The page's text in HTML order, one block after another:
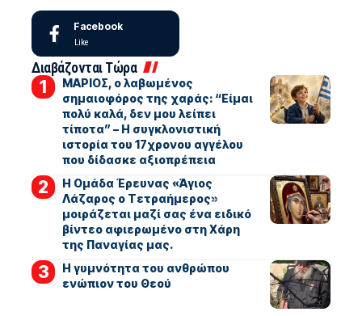
Facebook
Like
Διαβάζονται Τώρα
ΜΑΡΙΟΣ, ο λαβωμένος
σημαιοφόρος της χαράς: “Είμαι
πολύ καλά, δεν μου λείπει
τίποτα” – Η συγκλονιστική
ιστορία του 17χρονου αγγέλου
που δίδασκε αξιοπρέπεια
Η Ομάδα Έρευνας «Άγιος
Λάζαρος ο Τετραήμερος»
μοιράζεται μαζί σας ένα ειδικό
βίντεο αφιερωμένο στη Χάρη
της Παναγίας μας.
Η γυμνότητα του ανθρώπου
ενώπιον του Θεού